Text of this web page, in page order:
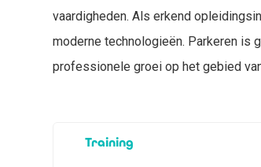
vaardigheden. Als erkend
moderne technologieën. Parkeren is
professionele groei op het gebied
a
Training